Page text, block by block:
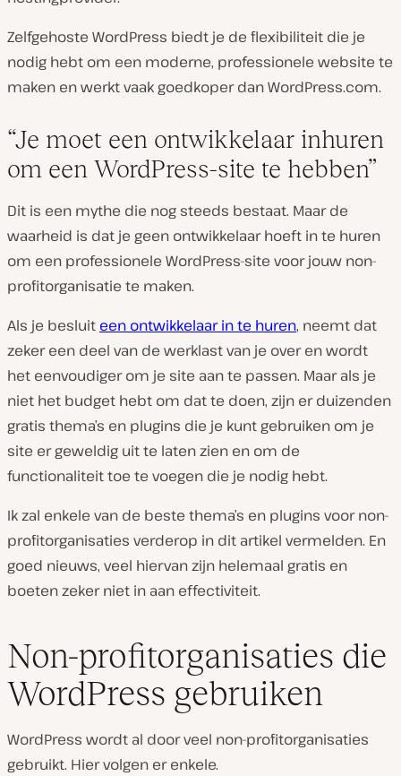
Zelfgehoste WordPress biedt je de flexibiliteit die je
nodig hebt om een moderne, professionele website te
maken en werkt vaak goedkoper dan WordPress.com.
“Je moet een ontwikkelaar inhuren
om een WordPress-site te hebben”
Dit is een mythe die nog steeds bestaat. Maar de
waarheid is dat je geen ontwikkelaar hoeft in te huren
om een professionele WordPress-site voor jouw non-
profitorganisatie te maken.
Als je besluit een ontwikkelaar in te huren, neemt dat
zeker een deel van de werklast van je over en wordt
het eenvoudiger om je site aan te passen. Maar als je
niet het budget hebt om dat te doen, zijn er duizenden
gratis thema’s en plugins die je kunt gebruiken om je
site er geweldig uit te laten zien en om de
functionaliteit toe te voegen die je nodig hebt.
Ik zal enkele van de beste thema’s en plugins voor non-
profitorganisaties verderop in dit artikel vermelden. En
goed nieuws, veel hiervan zijn helemaal gratis en
boeten zeker niet in aan effectiviteit.
Non-profitorganisaties die
WordPress gebruiken
WordPress wordt al door veel non-profitorganisaties
gebruikt. Hier volgen er enkele.